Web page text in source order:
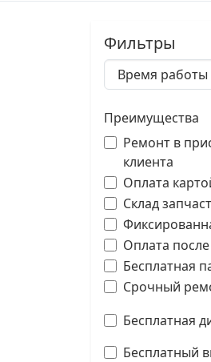
Фильтры
Преимущества
Ремонт в
клиента
Оплата
Склад
Оплата
Бесплатная
Срочный
Бесплатная
Бесплатный